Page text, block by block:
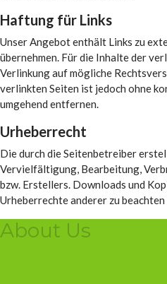
Haftung für Links
Unser Angebot enthält Links zu
übernehmen. Für die Inhalte der
Verlinkung auf mögliche
verlinkten Seiten ist jedoch ohne
umgehend entfernen.
Urheberrecht
Die durch die Seitenbetreiber
Vervielfältigung, Bearbeitung,
bzw. Erstellers. Downloads und
Urheberrechte anderer zu
About Us